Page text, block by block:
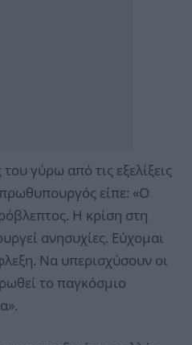
γύρω από τις εξελίξεις
είπε: «Ο
Η κρίση στη
ανησυχίες. Εύχομαι
Να υπερισχύσουν οι
το παγκόσμιο